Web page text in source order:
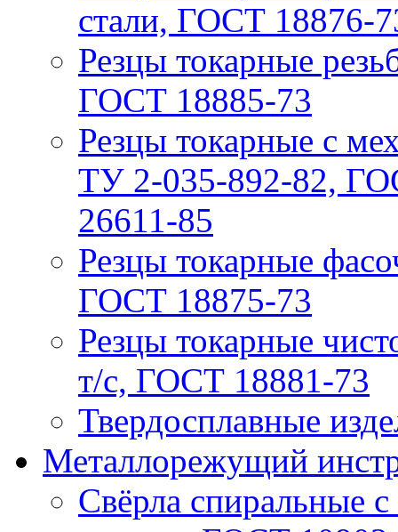
стали, ГОСТ 18876-
Резцы токарные
ГОСТ 18885-73
Резцы токарные с
ТУ 2-035-892-82,
26611-85
Резцы токарные
ГОСТ 18875-73
Резцы токарные
т/с, ГОСТ 18881-73
Твердосплавные
Металлорежущий
Свёрла спиральные